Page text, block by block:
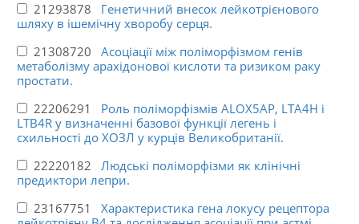
21293878 Генетичний внесок лейкотрієнового
шляху в ішемічну хворобу серця.
21308720 Асоціації між поліморфізмом генів
метаболізму арахідонової кислоти та ризиком раку
простати.
22206291 Роль поліморфізмів ALOX5AP, LTA4H і
LTB4R у визначенні базової функції легень і
схильності до ХОЗЛ у курців Великобританії.
22220182 Людські поліморфізми як клінічні
предиктори лепри.
23167751 Характеристика гена локусу рецептора